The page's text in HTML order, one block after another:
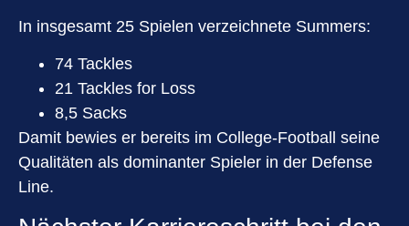
In insgesamt 25 Spielen verzeichnete Summers:
74 Tackles
21 Tackles for Loss
8,5 Sacks
Damit bewies er bereits im College-Football seine
Qualitäten als dominanter Spieler in der Defense
Line.